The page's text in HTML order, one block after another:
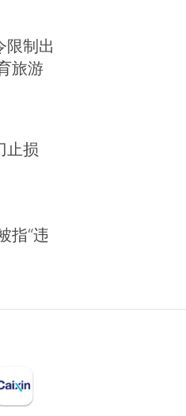
限制出
旅游
止损
指“违